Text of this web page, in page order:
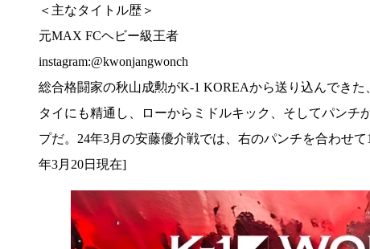
＜主なタイトル歴＞
元MAX FCヘビー級王者
instagram:@kwonjangwonch
総合格闘家の秋山成勲がK-1 KOREAから送り込んでき
タイにも精通し、ローからミドルキック、そしてパン
プだ。24年3月の安藤優介戦では、右のパンチを合わせ
年3月20日現在]